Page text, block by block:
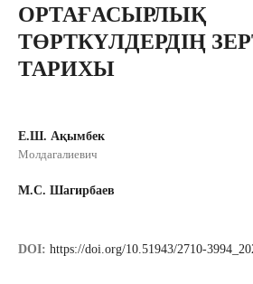
ОРТАҒАСЫРЛЫҚ
ТӨРТКҮЛДЕРДІҢ
ТАРИХЫ
Е.Ш. Ақымбек
Молдагалиевич
М.С. Шагирбаев
DOI: https://doi.org/10.51943/2710-